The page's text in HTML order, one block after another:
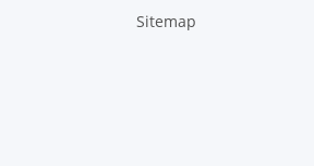
Sitemap